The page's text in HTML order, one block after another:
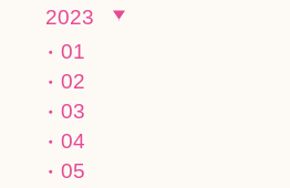
2023
01
02
03
04
05